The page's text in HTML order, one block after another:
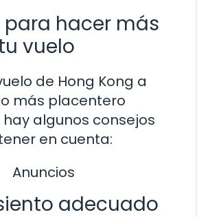
para hacer más
vuelo
de Hong Kong a
más placentero
algunos consejos
en cuenta:
Anuncios
adecuado